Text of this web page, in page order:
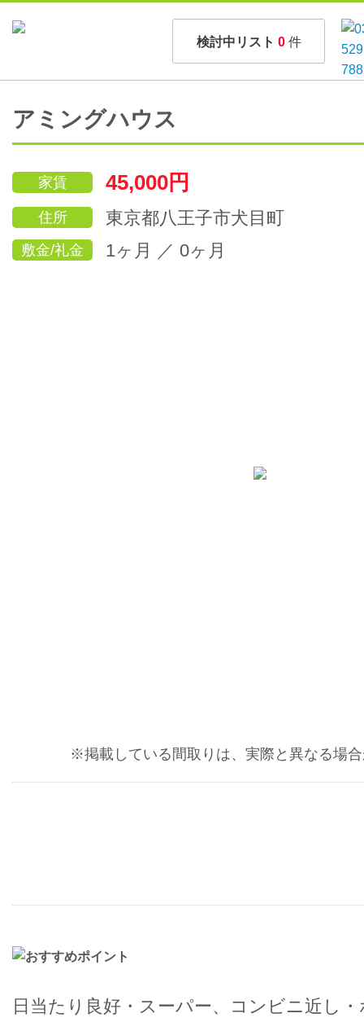
検討中リスト 0 件
アミングハウス
家賃 45,000円
住所 東京都八王子市犬目町
敷金/礼金 1ヶ月 ／ 0ヶ月
※掲載している間取りは、実際と異なる場
日当たり良好・スーパー、コンビニ近し